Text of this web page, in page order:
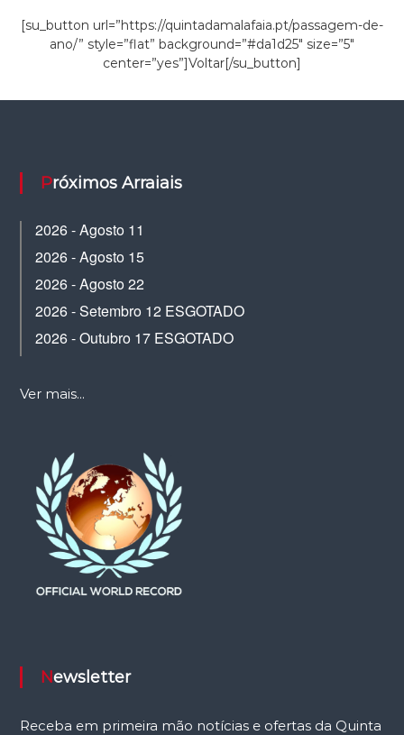
[su_button url=”https://quintadamalafaia.pt/passagem-de-
ano/” style=”flat” background=”#da1d25″ size=”5″
center=”yes”]Voltar[/su_button]
Próximos Arraiais
2026 - Agosto 11
2026 - Agosto 15
2026 - Agosto 22
2026 - Setembro 12 ESGOTADO
2026 - Outubro 17 ESGOTADO
Ver mais...
Newsletter
Receba em primeira mão notícias e ofertas da Quinta